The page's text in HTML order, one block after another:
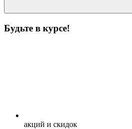
Будьте в курсе!
акций и скидок